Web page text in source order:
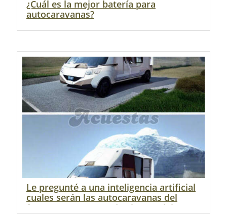
¿Cuál es la mejor batería para
autocaravanas?
Le pregunté a una inteligencia artificial
cuales serán las autocaravanas del
futuro, estos son todos los modelos